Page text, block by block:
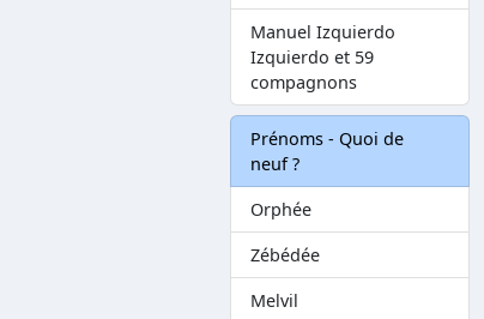
Manuel Izquierdo
Izquierdo et 59
compagnons
Prénoms - Quoi de
neuf ?
Orphée
Zébédée
Melvil